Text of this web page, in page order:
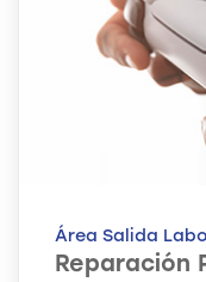
Área Salida
Reparación